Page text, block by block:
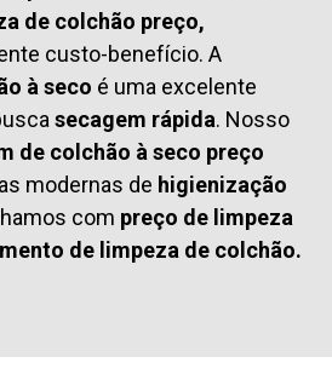
de colchão preço,
custo-benefício. A
à seco é uma excelente
secagem rápida. Nosso
de colchão à seco preço
modernas de higienização
com preço de limpeza
de limpeza de colchão.